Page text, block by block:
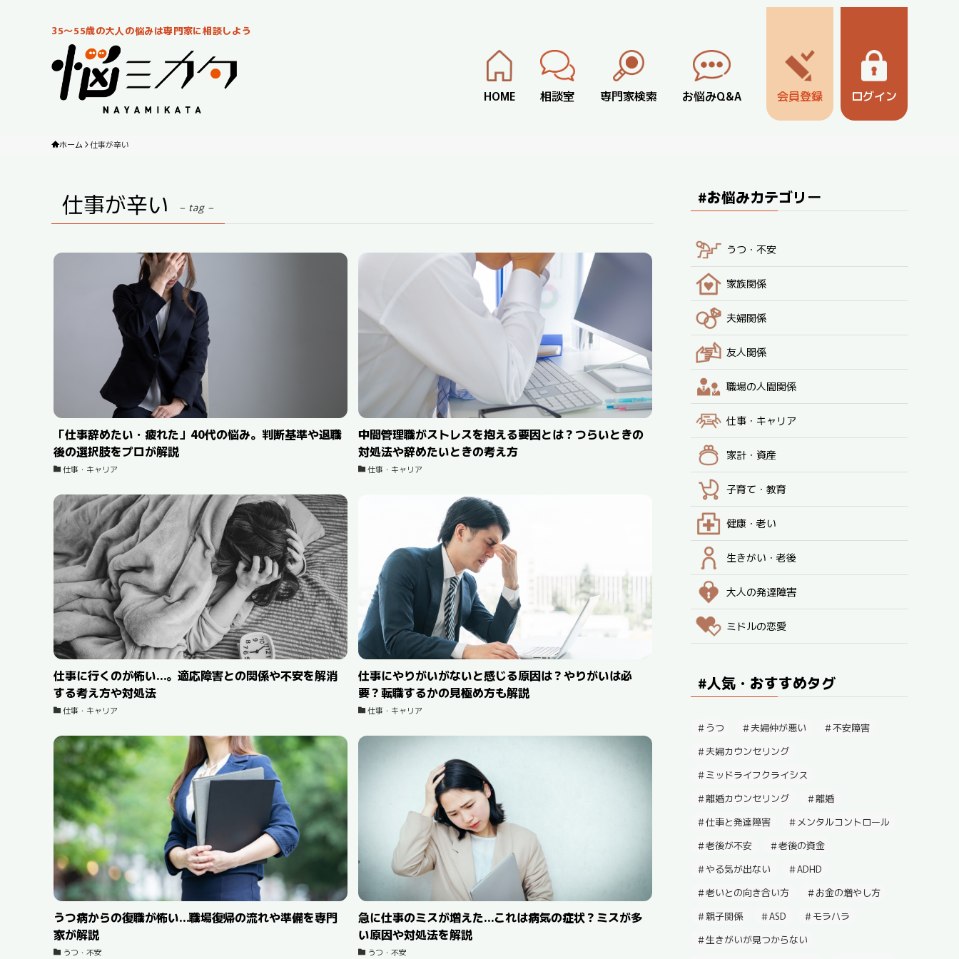
35～55歳の大人の悩みは専門家に相談しよう
HOME 相談室 専門家検索 お悩みQ&A 会員登録 ログイン
ホーム 仕事が辛い
仕事が辛い – tag –
「仕事辞めたい・疲れた」40代の悩み。判断基準や退職
後の選択肢をプロが解説
仕事・キャリア
中間管理職がストレスを抱える要因とは？つらいときの
対処法や辞めたいときの考え方
仕事・キャリア
仕事に行くのが怖い…。適応障害との関係や不安を解消
する考え方や対処法
仕事・キャリア
仕事にやりがいがないと感じる原因は？やりがいは必
要？転職するかの見極め方も解説
仕事・キャリア
うつ病からの復職が怖い…職場復帰の流れや準備を専門
家が解説
うつ・不安
急に仕事のミスが増えた…これは病気の症状？ミスが多
い原因や対処法を解説
うつ・不安
#お悩みカテゴリー
うつ・不安
家族関係
夫婦関係
友人関係
職場の人間関係
仕事・キャリア
家計・資産
子育て・教育
健康・老い
生きがい・老後
大人の発達障害
ミドルの恋愛
#人気・おすすめタグ
うつ 夫婦仲が悪い
不安障害
夫婦カウンセリング
ミッドライフクライシス
離婚カウンセリング
離婚
仕事と発達障害
メンタルコントロール
老後が不安
老後の資金
やる気が出ない
ADHD
老いとの向き合い方
お金の増やし方
親子関係
ASD
モラハラ
生きがいが見つからない